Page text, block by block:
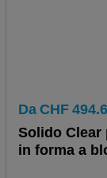
Da CHF
Solido Clear
in forma a